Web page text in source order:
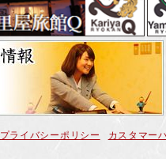
プライバシーポリシー カスタマー